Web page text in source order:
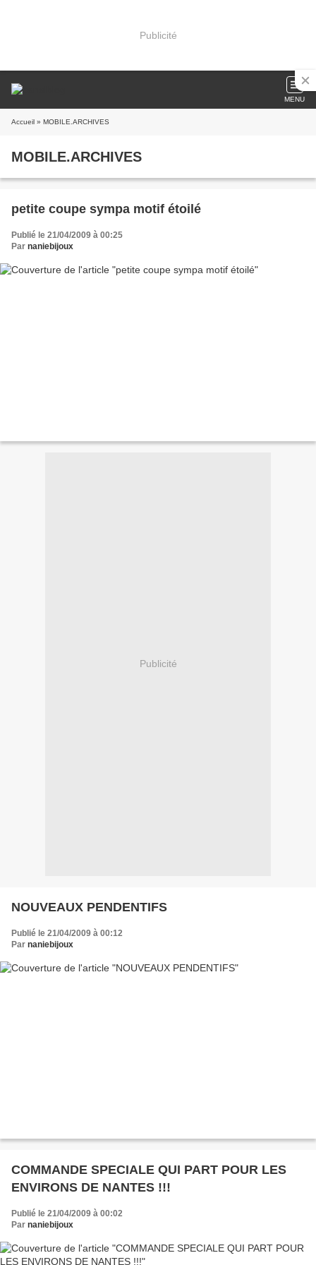
Publicité
MENU
Accueil » MOBILE.ARCHIVES
MOBILE.ARCHIVES
petite coupe sympa motif étoilé
Publié le 21/04/2009 à 00:25
Par naniebijoux
Publicité
NOUVEAUX PENDENTIFS
Publié le 21/04/2009 à 00:12
Par naniebijoux
COMMANDE SPECIALE QUI PART POUR LES
ENVIRONS DE NANTES !!!
Publié le 21/04/2009 à 00:02
Par naniebijoux